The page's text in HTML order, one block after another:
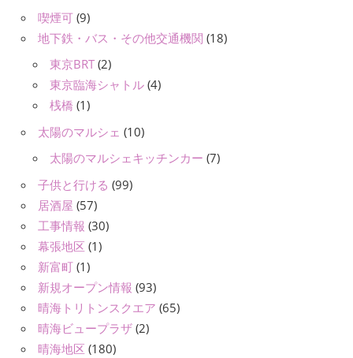
喫煙可 (9)
地下鉄・バス・その他交通機関 (18)
東京BRT (2)
東京臨海シャトル (4)
桟橋 (1)
太陽のマルシェ (10)
太陽のマルシェキッチンカー (7)
子供と行ける (99)
居酒屋 (57)
工事情報 (30)
幕張地区 (1)
新富町 (1)
新規オープン情報 (93)
晴海トリトンスクエア (65)
晴海ビュープラザ (2)
晴海地区 (180)